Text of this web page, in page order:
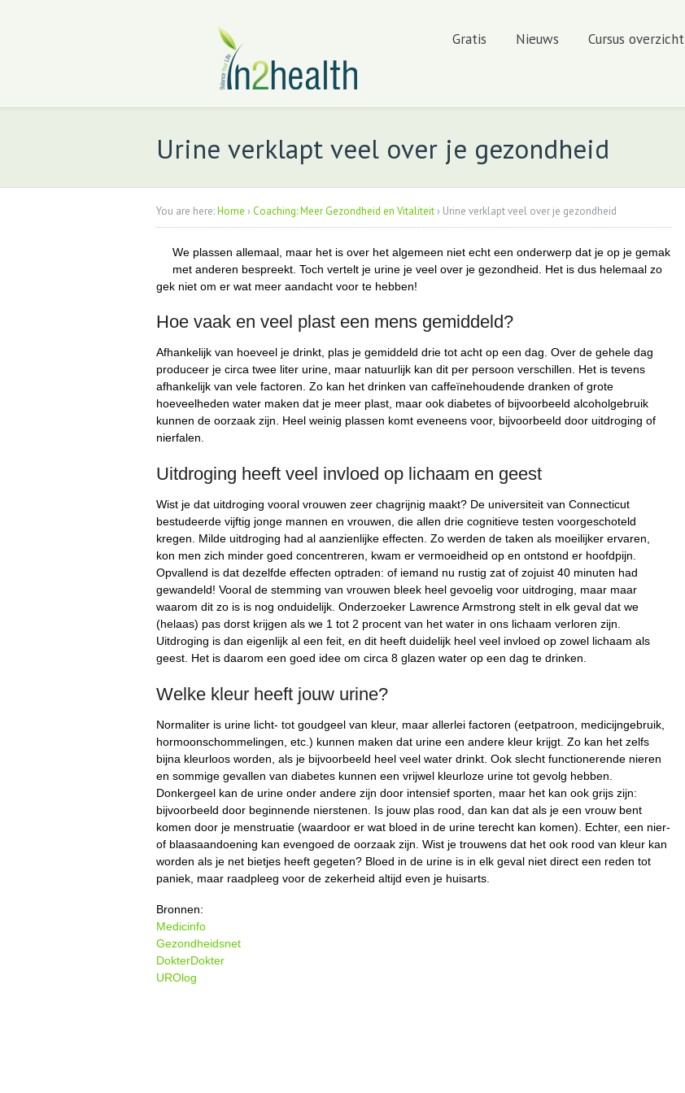
Gratis Nieuws Cursus overzicht
Urine verklapt veel over je gezondheid
You are here:Home › Coaching: Meer Gezondheid en Vitaliteit › Urine verklapt veel over je gezondheid
We plassen allemaal, maar het is over het algemeen niet echt een onderwerp dat je op je gemak
met anderen bespreekt. Toch vertelt je urine je veel over je gezondheid. Het is dus helemaal zo
gek niet om er wat meer aandacht voor te hebben!
Hoe vaak en veel plast een mens gemiddeld?
Afhankelijk van hoeveel je drinkt, plas je gemiddeld drie tot acht op een dag. Over de gehele dag
produceer je circa twee liter urine, maar natuurlijk kan dit per persoon verschillen. Het is tevens
afhankelijk van vele factoren. Zo kan het drinken van caffeïnehoudende dranken of grote
hoeveelheden water maken dat je meer plast, maar ook diabetes of bijvoorbeeld alcoholgebruik
kunnen de oorzaak zijn. Heel weinig plassen komt eveneens voor, bijvoorbeeld door uitdroging of
nierfalen.
Uitdroging heeft veel invloed op lichaam en geest
Wist je dat uitdroging vooral vrouwen zeer chagrijnig maakt? De universiteit van Connecticut
bestudeerde vijftig jonge mannen en vrouwen, die allen drie cognitieve testen voorgeschoteld
kregen. Milde uitdroging had al aanzienlijke effecten. Zo werden de taken als moeilijker ervaren,
kon men zich minder goed concentreren, kwam er vermoeidheid op en ontstond er hoofdpijn.
Opvallend is dat dezelfde effecten optraden: of iemand nu rustig zat of zojuist 40 minuten had
gewandeld! Vooral de stemming van vrouwen bleek heel gevoelig voor uitdroging, maar maar
waarom dit zo is is nog onduidelijk. Onderzoeker Lawrence Armstrong stelt in elk geval dat we
(helaas) pas dorst krijgen als we 1 tot 2 procent van het water in ons lichaam verloren zijn.
Uitdroging is dan eigenlijk al een feit, en dit heeft duidelijk heel veel invloed op zowel lichaam als
geest. Het is daarom een goed idee om circa 8 glazen water op een dag te drinken.
Welke kleur heeft jouw urine?
Normaliter is urine licht- tot goudgeel van kleur, maar allerlei factoren (eetpatroon, medicijngebruik,
hormoonschommelingen, etc.) kunnen maken dat urine een andere kleur krijgt. Zo kan het zelfs
bijna kleurloos worden, als je bijvoorbeeld heel veel water drinkt. Ook slecht functionerende nieren
en sommige gevallen van diabetes kunnen een vrijwel kleurloze urine tot gevolg hebben.
Donkergeel kan de urine onder andere zijn door intensief sporten, maar het kan ook grijs zijn:
bijvoorbeeld door beginnende nierstenen. Is jouw plas rood, dan kan dat als je een vrouw bent
komen door je menstruatie (waardoor er wat bloed in de urine terecht kan komen). Echter, een nier-
of blaasaandoening kan evengoed de oorzaak zijn. Wist je trouwens dat het ook rood van kleur kan
worden als je net bietjes heeft gegeten? Bloed in de urine is in elk geval niet direct een reden tot
paniek, maar raadpleeg voor de zekerheid altijd even je huisarts.
Bronnen:
Medicinfo
Gezondheidsnet
DokterDokter
UROlog